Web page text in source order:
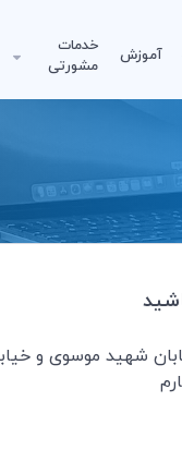
آموزش
خدمات
مشورتی
شهید موسوی و